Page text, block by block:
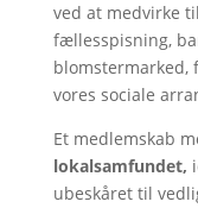
ved at medvirke
fællesspisning,
blomstermarked,
vores sociale
Et medlemskab
lokalsamfundet,
ubeskåret til